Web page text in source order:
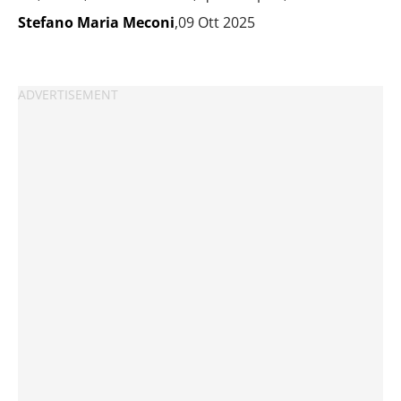
Stefano Maria Meconi,09 Ott 2025